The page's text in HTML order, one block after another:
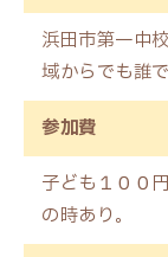
浜田市第一中
域からでも誰
参加費
子ども１００
の時あり。